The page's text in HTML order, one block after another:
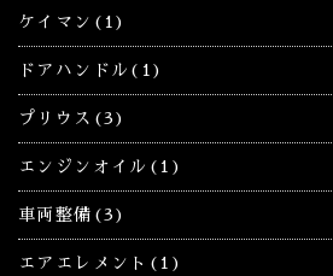
ケイマン(1)
ドアハンドル(1)
プリウス(3)
エンジンオイル(1)
車両整備(3)
エアエレメント(1)